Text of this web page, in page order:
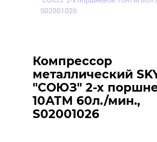
S02001026
Компрессор
металлический
"СОЮЗ" 2-х
10АТМ 60л./мин.,
S02001026